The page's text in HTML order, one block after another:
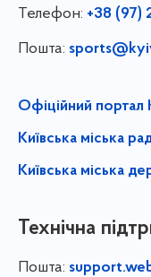
Телефон: +38 (97)
Пошта:
Офіційний портал
Київська міська
Київська міська
Технічна
Пошта: